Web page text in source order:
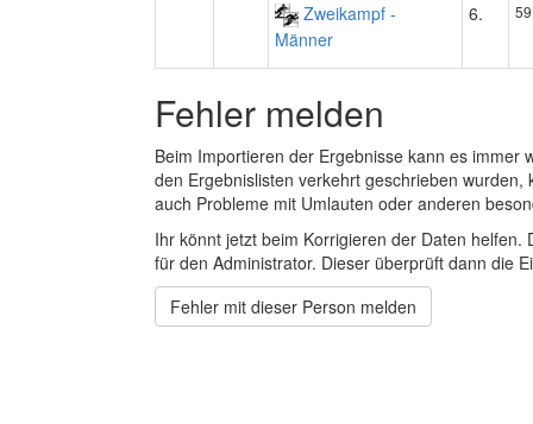
Zweikampf -
Männer
6. 59
Fehler melden
Beim Importieren der Ergebnisse kann es
den Ergebnislisten verkehrt geschrieben
auch Probleme mit Umlauten oder anderen
Ihr könnt jetzt beim Korrigieren der Daten
für den Administrator. Dieser überprüft dann die
Fehler mit dieser Person melden